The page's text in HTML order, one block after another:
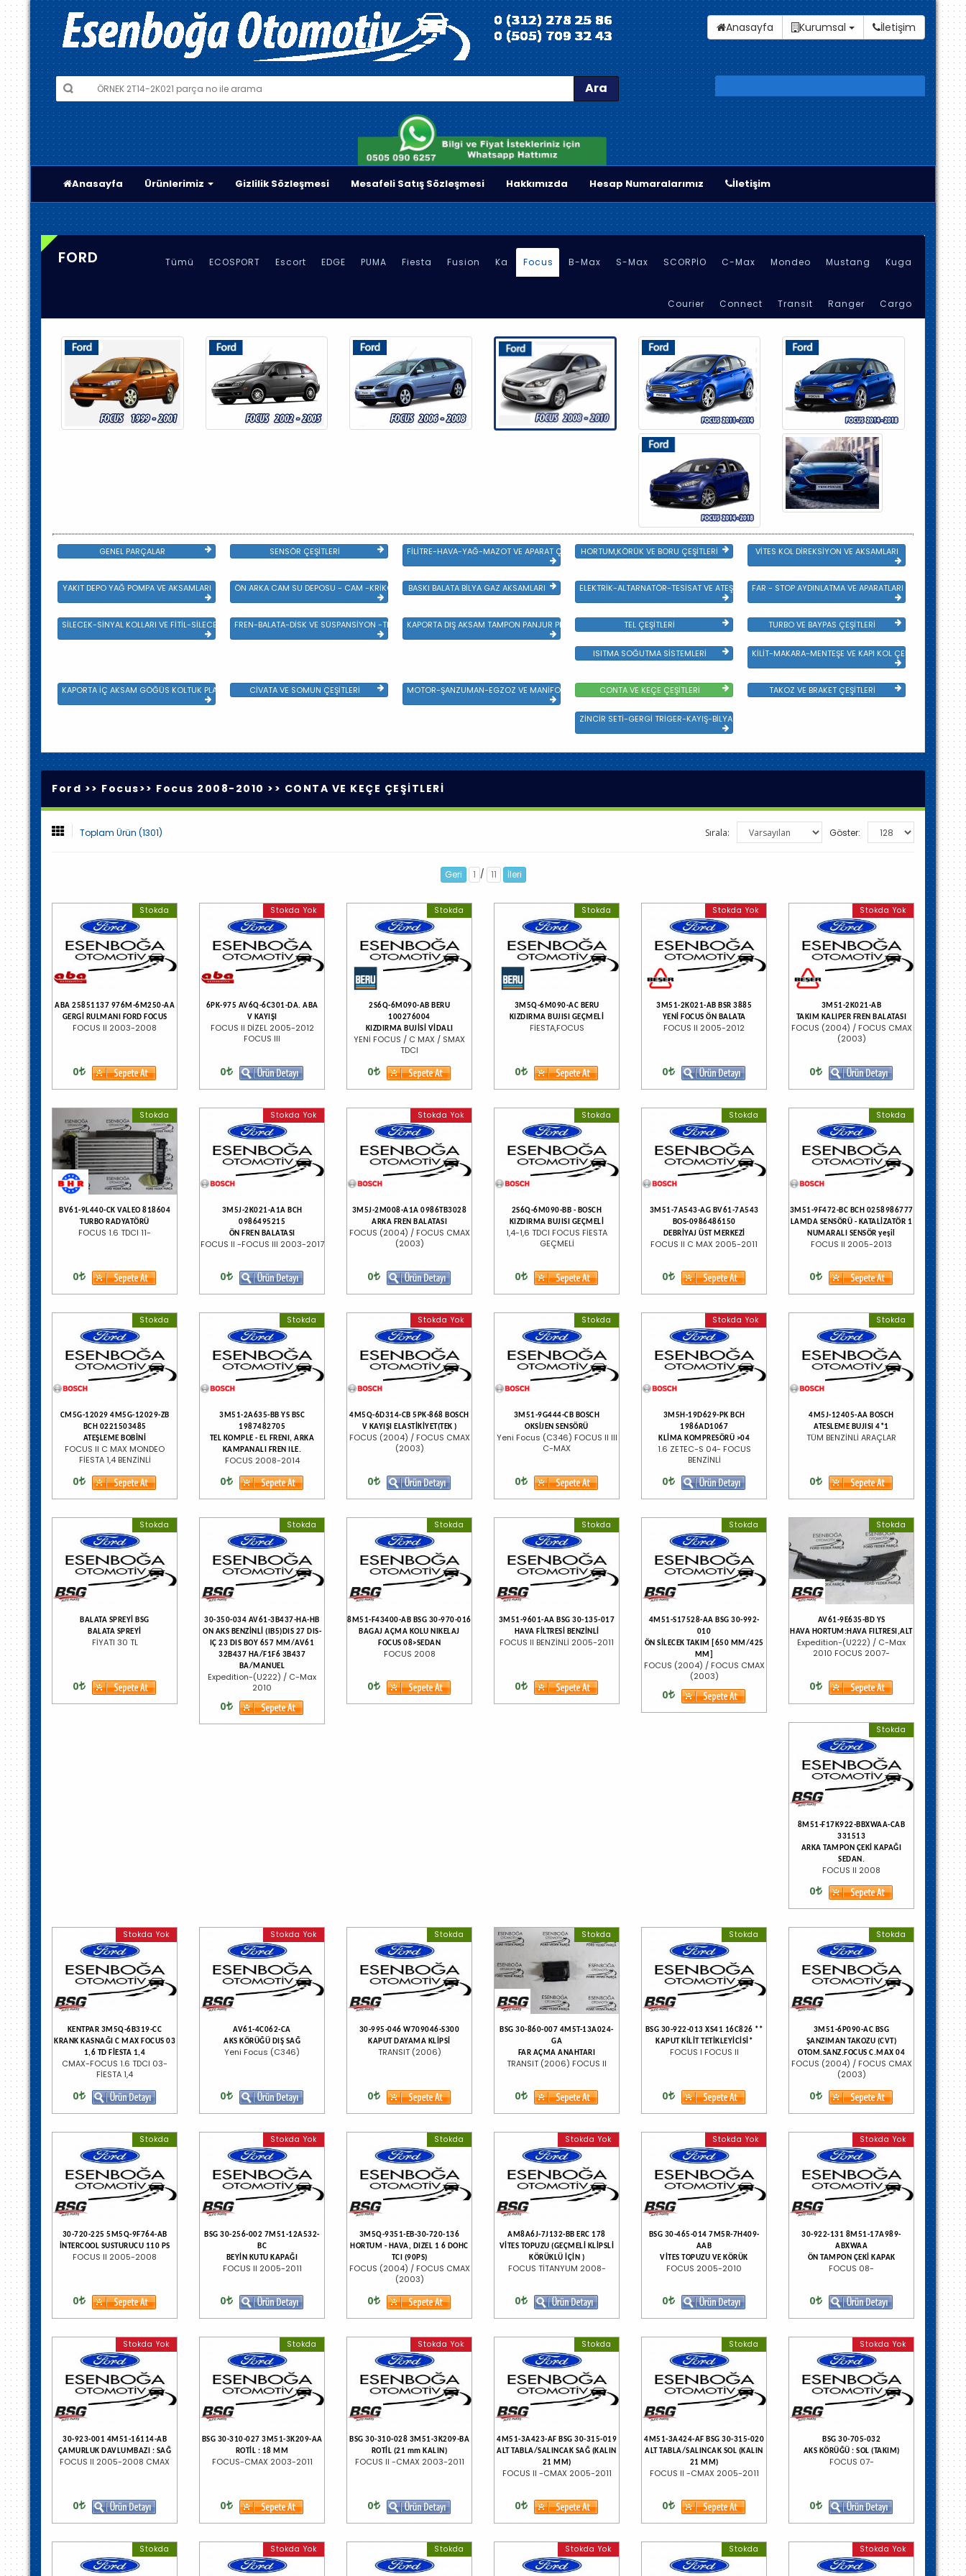
Anasayfa Kurumsal İletişim
Ara
Anasayfa Ürünlerimiz Gizlilik Sözleşmesi Mesafeli Satış Sözleşmesi Hakkımızda Hesap Numaralarımız İletişim
FORD Tümü ECOSPORT Escort EDGE PUMA Fiesta Fusion Ka Focus B-Max S-Max SCORPİO C-Max Mondeo Mustang Kuga
Courier Connect Transit Ranger Cargo
GENEL PARÇALAR SENSÖR ÇEŞİTLERİ FİLİTRE-HAVA-YAĞ-MAZOT VE APARAT ÇEŞİTLERİHORTUM,KÖRÜK VE BORU ÇEŞİTLERİ VİTES KOL DİREKSİYON VE AKSAMLARI
YAKIT DEPO YAĞ POMPA VE AKSAMLARI ÖN ARKA CAM SU DEPOSU - CAM -KRİKO VE AYNA ÇEŞİTLERBASKI BALATA BİLYA GAZ AKSAMLARI ELEKTRİK-ALTARNATÖR-TESİSAT VE ATEŞLEME GRBFAR - STOP AYDINLATMA VE APARATLARI
SİLECEK-SİNYAL KOLLARI VE FİTİL-SİLECEK ÇEŞİTLERİFREN-BALATA-DİSK VE SÜSPANSİYON -TEKER ÖN-ARKA TAKIM VE YÜRÜYEN AKSAMLAR
KAPORTA DIŞ AKSAM TAMPON PANJUR PLASTİK VE SAC AKSAMTEL ÇEŞİTLERİ TURBO VE BAYPAS ÇEŞİTLERİ
ISITMA SOĞUTMA SİSTEMLERİ KİLİT-MAKARA-MENTEŞE VE KAPI KOL ÇEŞİTLERİ
KAPORTA İÇ AKSAM GÖĞÜS KOLTUK PLASTİK VE SAC AKSAMCİVATA VE SOMUN ÇEŞİTLERİ MOTOR-ŞANZUMAN-EGZOZ VE MANİFOLD CONTA VE KEÇE ÇEŞİTLERİ TAKOZ VE BRAKET ÇEŞİTLERİ
ZİNCİR SETİ-GERGİ TRİGER-KAYIŞ-BİLYA VE DEVİRDAİM
Ford >> Focus>> Focus 2008-2010 >> CONTA VE KEÇE ÇEŞİTLERİ
Toplam Ürün (1301) Göster:
Sırala:
Geri 1 / 11 İleri
Stokda
ABA 25851137 976M-6M250-AA
GERGİ RULMANI FORD FOCUS
FOCUS II 2003-2008
0
Stokda Yok
6PK-975 AV6Q-6C301-DA. ABA
V KAYIŞI
FOCUS II DİZEL 2005-2012
FOCUS III
0
Stokda
2S6Q-6M090-AB BERU
100276004
KIZDIRMA BUJİSİ VİDALI
YENİ FOCUS / C MAX / SMAX
TDCI
0
Stokda
3M5Q-6M090-AC BERU
KIZDIRMA BUJISI GEÇMELİ
FİESTA,FOCUS
0
Stokda Yok
3M51-2K021-AB BSR 3885
YENİ FOCUS ÖN BALATA
FOCUS II 2005-2012
0
Stokda Yok
3M51-2K021-AB
TAKIM KALIPER FREN BALATASI
FOCUS (2004) / FOCUS CMAX
(2003)
0
Stokda
BV61-9L440-CK VALEO 818604
TURBO RADYATÖRÜ
FOCUS 1.6 TDCI 11-
0
Stokda Yok
3M5J-2K021-A1A BCH
0986495215
ÖN FREN BALATASI
FOCUS II -FOCUS III 2003-2017
0
Stokda Yok
3M5J-2M008-A1A 0986TB3028
ARKA FREN BALATASI
FOCUS (2004) / FOCUS CMAX
(2003)
0
Stokda
2S6Q-6M090-BB - BOSCH
KIZDIRMA BUJISI GEÇMELİ
1,4-1,6 TDCI FOCUS FİESTA
GEÇMELİ
0
Stokda
3M51-7A543-AG BV61-7A543
BOS-0986486150
DEBRİYAJ ÜST MERKEZİ
FOCUS II C MAX 2005-2011
0
Stokda
3M51-9F472-BC BCH 0258986777
LAMDA SENSÖRÜ - KATALİZATÖR 1
NUMARALI SENSÖR yeşil
FOCUS II 2005-2013
0
Stokda
CM5G-12029 4M5G-12029-ZB
BCH 0221503485
ATEŞLEME BOBİNİ
FOCUS II C MAX MONDEO
FİESTA 1,4 BENZİNLİ
0
Stokda
3M51-2A635-BB YS BSC
1987482705
TEL KOMPLE - EL FRENI, ARKA
KAMPANALI FREN ILE.
FOCUS 2008-2014
0
Stokda Yok
4M5Q-6D314-CB 5PK-868 BOSCH
V KAYIŞI ELASTİKİYET(TEK )
FOCUS (2004) / FOCUS CMAX
(2003)
0
Stokda
3M51-9G444-CB BOSCH
OKSİJEN SENSÖRÜ
Yeni Focus (C346) FOCUS II III
C-MAX
0
Stokda Yok
3M5H-19D629-PK BCH
1986AD1067
KLİMA KOMPRESÖRÜ >04
1.6 ZETEC-S 04- FOCUS
BENZİNLİ
0
Stokda
4M5J-12405-AA BOSCH
ATESLEME BUJISI 4*1
TÜM BENZİNLİ ARAÇLAR
0
Stokda
BALATA SPREYİ BSG
BALATA SPREYİ
FİYATI 30 TL
0
Stokda
30-350-034 AV61-3B437-HA-HB
ON AKS BENZİNLİ (IB5)DIS 27 DIS-
IÇ 23 DIS BOY 657 MM/AV61
32B437 HA/F1F6 3B437
BA/MANUEL
Expedition-(U222) / C-Max
2010
0
Stokda
8M51-F43400-AB BSG 30-970-016
BAGAJ AÇMA KOLU NIKELAJ
FOCUS 08>SEDAN
FOCUS 2008
0
Stokda
3M51-9601-AA BSG 30-135-017
HAVA FİLTRESİ BENZİNLİ
FOCUS II BENZİNLİ 2005-2011
0
Stokda
4M51-S17528-AA BSG 30-992-
010
ÖN SİLECEK TAKIM [650 MM/425
MM]
FOCUS (2004) / FOCUS CMAX
(2003)
0
Stokda
AV61-9E635-BD YS
HAVA HORTUM:HAVA FILTRESI,ALT
Expedition-(U222) / C-Max
2010 FOCUS 2007-
0
Stokda
8M51-F17K922-BBXWAA-CAB
331513
ARKA TAMPON ÇEKİ KAPAĞI
SEDAN.
FOCUS II 2008
0
Stokda Yok
KENTPAR 3M5Q-6B319-CC
KRANK KASNAĞI C MAX FOCUS 03
1,6 TD FİESTA 1,4
CMAX-FOCUS 1.6 TDCI 03-
FİESTA 1,4
0
Stokda Yok
AV61-4C062-CA
AKS KÖRÜĞÜ DIŞ SAĞ
Yeni Focus (C346)
0
Stokda
30-995-046 W709046-S300
KAPUT DAYAMA KLİPSİ
TRANSIT (2006)
0
Stokda
BSG 30-860-007 4M5T-13A024-
GA
FAR AÇMA ANAHTARI
TRANSIT (2006) FOCUS II
0
Stokda
BSG 30-922-013 XS41 16C826 **
KAPUT KİLİT TETİKLEYİCİSİ*
FOCUS I FOCUS II
0
Stokda
3M51-6P090-AC BSG
ŞANZIMAN TAKOZU (CVT)
OTOM.SANZ.FOCUS C.MAX 04
FOCUS (2004) / FOCUS CMAX
(2003)
0
Stokda
30-720-225 5M5Q-9F764-AB
İNTERCOOL SUSTURUCU 110 PS
FOCUS II 2005-2008
0
Stokda Yok
BSG 30-256-002 7M51-12A532-
BC
BEYİN KUTU KAPAĞI
FOCUS II 2005-2011
0
Stokda
3M5Q-9351-EB-30-720-136
HORTUM - HAVA, DIZEL 1 6 DOHC
TCI (90PS)
FOCUS (2004) / FOCUS CMAX
(2003)
0
Stokda Yok
AM8A6J-7J132-BB ERC 178
VİTES TOPUZU (GEÇMELİ KLİPSLİ
KÖRÜKLÜ İÇİN )
FOCUS TİTANYUM 2008-
0
Stokda Yok
BSG 30-465-014 7M5R-7H409-
AAB
VİTES TOPUZU VE KÖRÜK
FOCUS 2005-2010
0
Stokda Yok
30-922-131 8M51-17A989-
ABXWAA
ÖN TAMPON ÇEKİ KAPAK
FOCUS 08-
0
Stokda Yok
30-923-001 4M51-16114-AB
ÇAMURLUK DAVLUMBAZI : SAĞ
FOCUS II 2005-2008 CMAX
0
Stokda
BSG 30-310-027 3M51-3K209-AA
ROTİL : 18 MM
FOCUS-CMAX 2003-2011
0
Stokda Yok
BSG 30-310-028 3M51-3K209-BA
ROTİL (21 mm KALIN)
FOCUS II -CMAX 2003-2011
0
Stokda
4M51-3A423-AF BSG 30-315-019
ALT TABLA/SALINCAK SAĞ (KALIN
21 MM)
FOCUS II -CMAX 2005-2011
0
Stokda
4M51-3A424-AF BSG 30-315-020
ALT TABLA/SALINCAK SOL (KALIN
21 MM)
FOCUS II -CMAX 2005-2011
0
Stokda Yok
BSG 30-705-032
AKS KÖRÜĞÜ : SOL (TAKIM)
FOCUS 07-
0
Stokda Stokda Yok Stokda Stokda Yok Stokda Stokda Yok